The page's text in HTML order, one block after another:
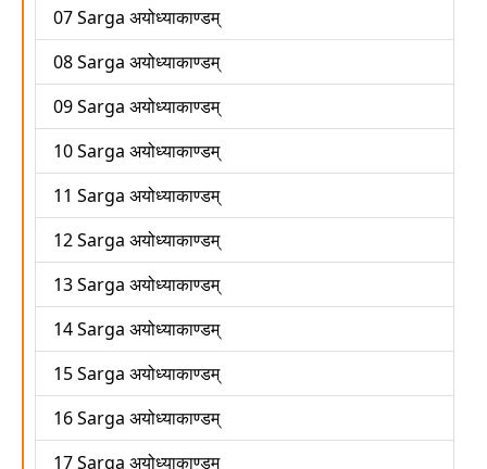
07 Sarga अयोध्याकाण्डम्
08 Sarga अयोध्याकाण्डम्
09 Sarga अयोध्याकाण्डम्
10 Sarga अयोध्याकाण्डम्
11 Sarga अयोध्याकाण्डम्
12 Sarga अयोध्याकाण्डम्
13 Sarga अयोध्याकाण्डम्
14 Sarga अयोध्याकाण्डम्
15 Sarga अयोध्याकाण्डम्
16 Sarga अयोध्याकाण्डम्
17 Sarga अयोध्याकाण्डम्